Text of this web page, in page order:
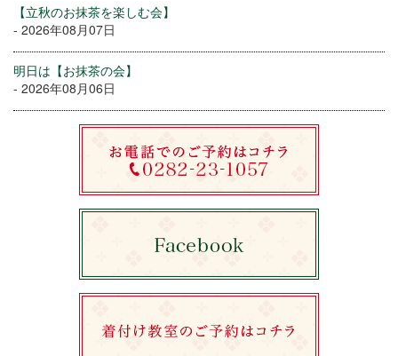
【立秋のお抹茶を楽しむ会】
- 2026年08月07日
明日は【お抹茶の会】
- 2026年08月06日